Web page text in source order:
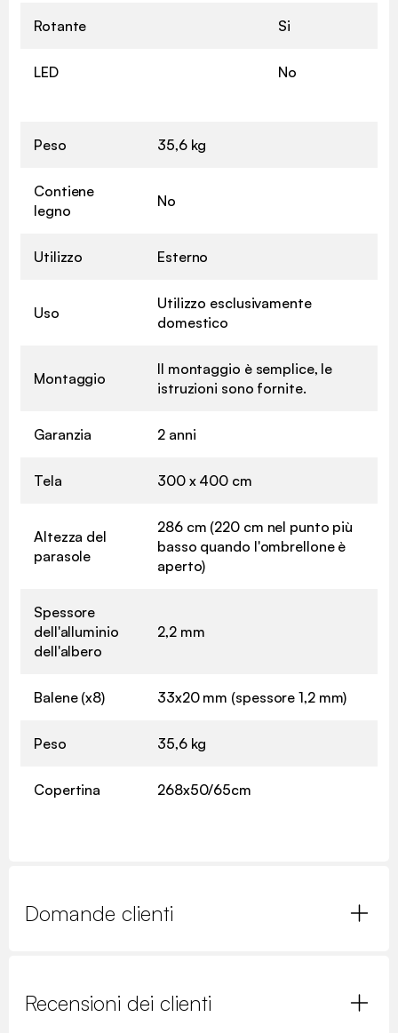
Rotante Si
LED No
Peso 35,6 kg
Contiene
legno
No
Utilizzo Esterno
Uso
Utilizzo esclusivamente
domestico
Montaggio
Il montaggio è semplice, le
istruzioni sono fornite.
Garanzia 2 anni
Tela 300 x 400 cm
Altezza del
parasole
286 cm (220 cm nel punto più
basso quando l'ombrellone è
aperto)
Spessore
dell'alluminio
dell'albero
2,2 mm
Balene (x8) 33x20 mm (spessore 1,2 mm)
Peso 35,6 kg
Copertina 268x50/65cm
Domande clienti
Recensioni dei clienti